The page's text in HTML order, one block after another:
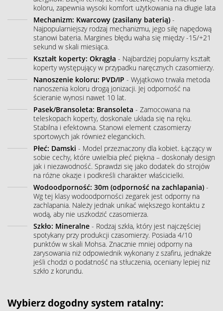
koloru, zapewnia wysoki komfort użytkowania na długie lata
Mechanizm: Kwarcowy (zasilany baterią) -
Najpopularniejszy rodzaj mechanizmu, jego siłę napędową
stanowi bateria. Margines błędu waha się między -15/+21
sekund w skali miesiąca.
Kształt koperty: Okrągła - Najbardziej popularny kształt
koperty występujący w przypadku naręcznych czasomierzy.
Nanoszenie koloru: PVD/IP - Wyjątkowo trwała metoda
nanoszenia koloru drogą jonizacji. Jej odporność na
ścieranie wynosi nawet 10 lat.
Pasek/Bransoleta: Bransoleta - Zamocowana na
teleskopach koperty, doskonale układa się na ręku.
Stabilna i efektowna. Stanowi element czasomierzy
sportowych jak również eleganckich.
Płeć: Damski - Model przeznaczony dla kobiet. Łączący w
sobie cechy, które uwielbia płeć piękna – doskonały design
jak i niezawodność. Sprawdzi się jako dodatek do strojów
na różne okazje i podkreśli charakter właścicielki.
Wodoodporność: 30m (odporność na zachlapania) -
Wg tej klasy wodoodporności zegarek jest odporny na
zachlapania. Należy jednak unikać większego kontaktu z
wodą, aby nie uszkodzić czasomierza.
Szkło: Mineralne - Rodzaj szkła, który jest najczęściej
spotykany przy produkcji czasomierzy. Posiada 4/10
punktów w skali Mohsa. Znacznie mniej odporny na
zarysowania niż odpowiednik wykonany z szafiru, jednakże
jeśli chodzi o podatność na stłuczenia, oceniany lepiej niż
szkło z korundu.
Wybierz dogodny system ratalny: